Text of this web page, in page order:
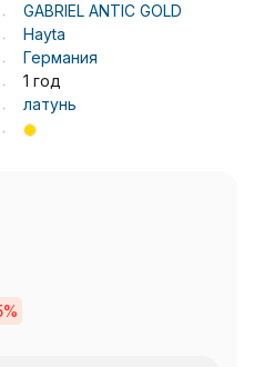
GABRIEL ANTIC GOLD
Hayta
Германия
1 год
латунь